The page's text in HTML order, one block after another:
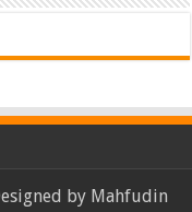
by Mahfudin